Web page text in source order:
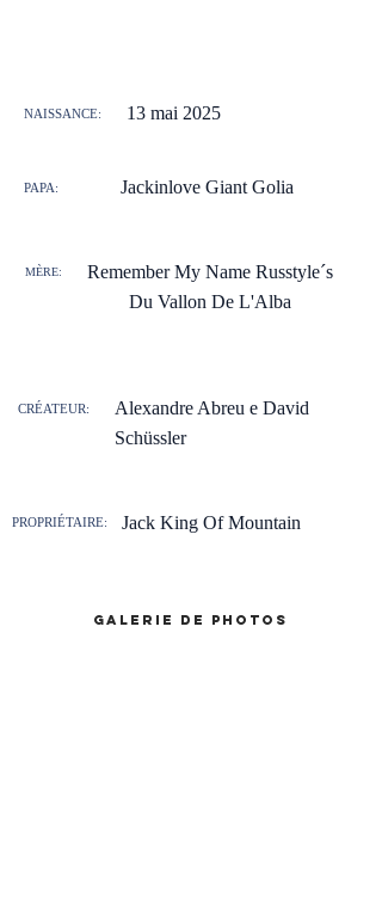
13 mai 2025
NAISSANCE:
PAPA: Jackinlove Giant Golia
MÈRE:
Remember My Name Russtyle´s
Du Vallon De L'Alba
Alexandre Abreu e David
Schüssler
CRÉATEUR:
PROPRIÉTAIRE: Jack King Of Mountain
galerie de photos